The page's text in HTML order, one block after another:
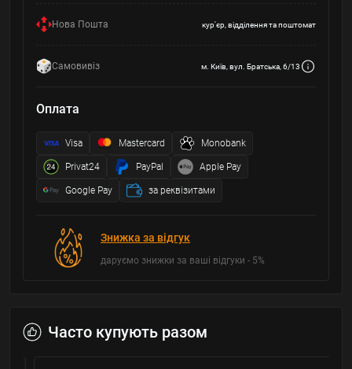
Нова Пошта кур'єр, відділення та поштомат
Самовивіз м. Київ, вул. Братська, 6/13
Оплата
Visa Mastercard Monobank
Privat24 PayPal Apple Pay
Google Pay за реквізитами
Знижка за відгук
даруємо знижки за ваші відгуки - 5%
Часто купують разом